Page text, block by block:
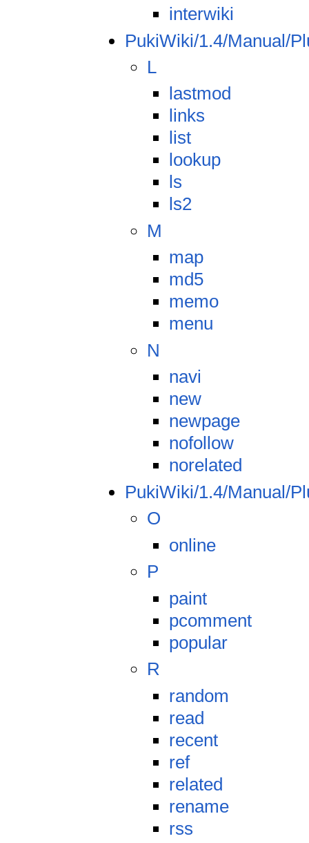
interwiki
PukiWiki/1.4/Manual/
L
lastmod
links
list
lookup
ls
ls2
M
map
md5
memo
menu
N
navi
new
newpage
nofollow
norelated
PukiWiki/1.4/Manual/
O
online
P
paint
pcomment
popular
R
random
read
recent
ref
related
rename
rss